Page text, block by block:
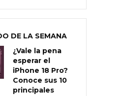
DE LA SEMANA
¿Vale la pena
esperar el
iPhone 18 Pro?
Conoce sus 10
principales